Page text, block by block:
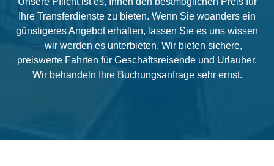
Ihre Transferdienste zu bieten. Wenn Sie woanders ein
günstigeres Angebot erhalten, lassen Sie es uns wissen
— wir werden es unterbieten. Wir bieten sichere,
preiswerte Fahrten für Geschäftsreisende und Urlauber.
Wir behandeln Ihre Buchungsanfrage sehr ernst.